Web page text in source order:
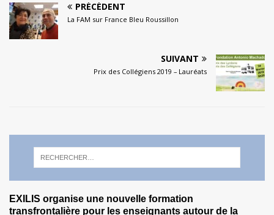
PRÉCÉDENT
La FAM sur France Bleu Roussillon
SUIVANT
Prix des Collégiens 2019 – Lauréats
EXILIS organise une nouvelle formation
transfrontalière pour les enseignants autour de la